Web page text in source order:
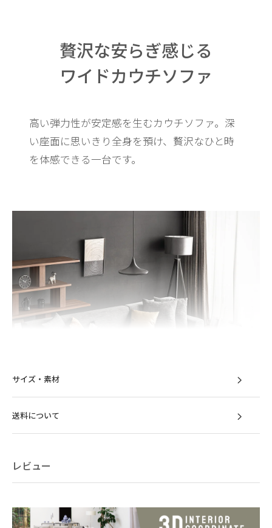
贅沢な安らぎ感じる
ワイドカウチソファ
高い弾力性が安定感を生むカウチソファ。 深
い座面に思いきり全身を預け、贅沢なひと時
を体感できる一台です。
魅力的な空間に
サイズ・素材
送料について
レビュー